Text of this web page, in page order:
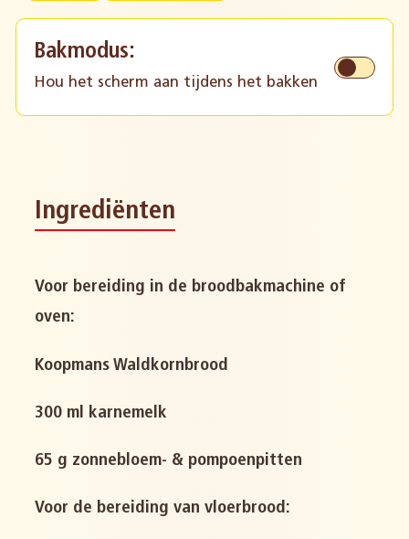
Bakmodus:
Hou het scherm aan tijdens het bakken
Ingrediënten
Voor bereiding in de broodbakmachine of
oven:
Koopmans Waldkornbrood
300 ml karnemelk
65 g zonnebloem- & pompoenpitten
Voor de bereiding van vloerbrood: